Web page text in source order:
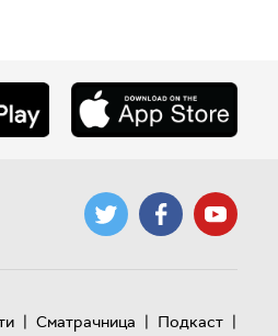
| Сматрачница | Подкаст |